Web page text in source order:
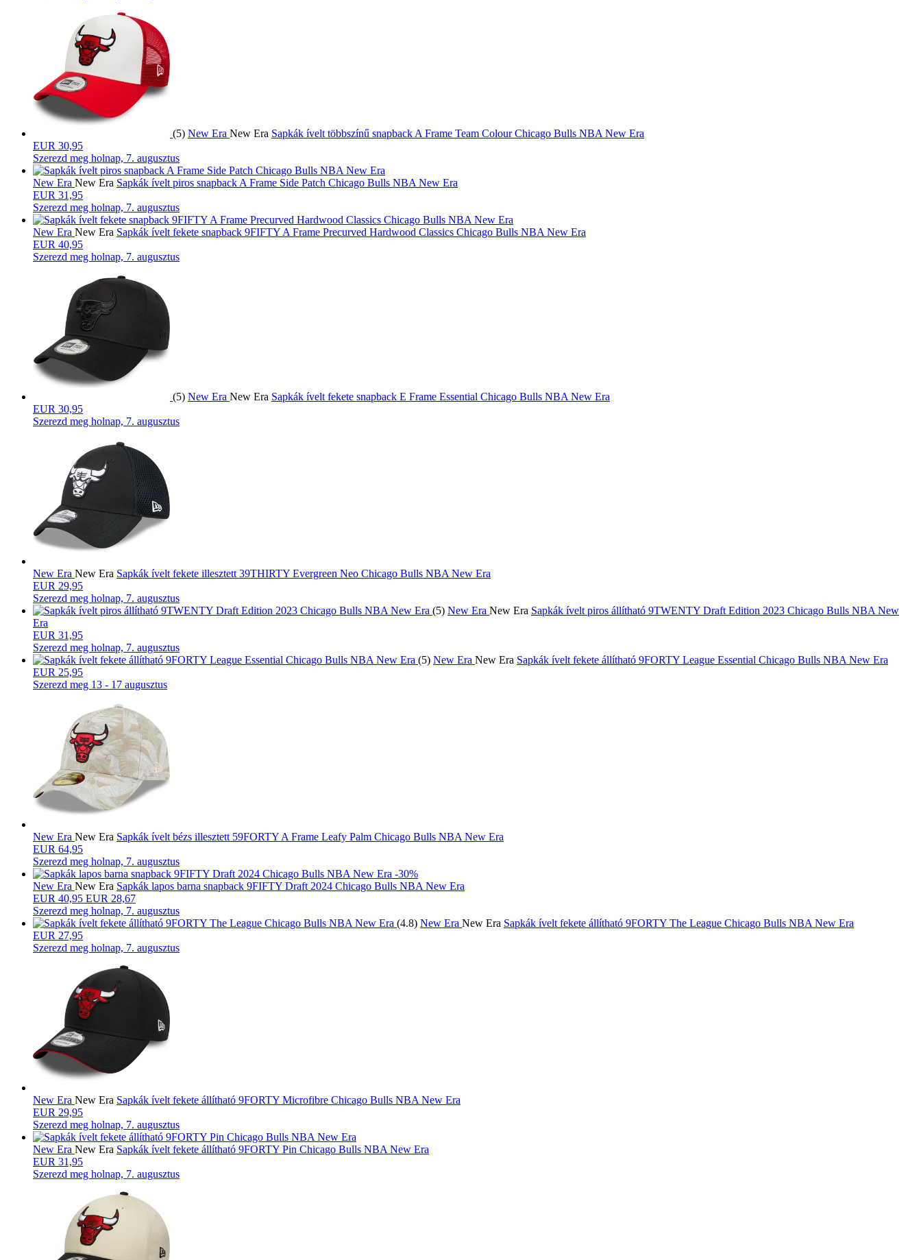
(5) New Era New Era Sapkák ívelt többszínű snapback A Frame Team Colour Chicago Bulls NBA New Era
EUR 30,95
Szerezd meg holnap, 7. augusztus
New Era New Era Sapkák ívelt piros snapback A Frame Side Patch Chicago Bulls NBA New Era
EUR 31,95
Szerezd meg holnap, 7. augusztus
New Era New Era Sapkák ívelt fekete snapback 9FIFTY A Frame Precurved Hardwood Classics Chicago Bulls NBA New Era
EUR 40,95
Szerezd meg holnap, 7. augusztus
(5) New Era New Era Sapkák ívelt fekete snapback E Frame Essential Chicago Bulls NBA New Era
EUR 30,95
Szerezd meg holnap, 7. augusztus
New Era New Era Sapkák ívelt fekete illesztett 39THIRTY Evergreen Neo Chicago Bulls NBA New Era
EUR 29,95
Szerezd meg holnap, 7. augusztus
(5) New Era New Era Sapkák ívelt piros állítható 9TWENTY Draft Edition 2023 Chicago Bulls NBA New
Era
EUR 31,95
Szerezd meg holnap, 7. augusztus
(5) New Era New Era Sapkák ívelt fekete állítható 9FORTY League Essential Chicago Bulls NBA New Era
EUR 25,95
Szerezd meg 13 - 17 augusztus
New Era New Era Sapkák ívelt bézs illesztett 59FORTY A Frame Leafy Palm Chicago Bulls NBA New Era
EUR 64,95
Szerezd meg holnap, 7. augusztus
-30%
New Era New Era Sapkák lapos barna snapback 9FIFTY Draft 2024 Chicago Bulls NBA New Era
EUR 40,95 EUR 28,67
Szerezd meg holnap, 7. augusztus
(4.8) New Era New Era Sapkák ívelt fekete állítható 9FORTY The League Chicago Bulls NBA New Era
EUR 27,95
Szerezd meg holnap, 7. augusztus
New Era New Era Sapkák ívelt fekete állítható 9FORTY Microfibre Chicago Bulls NBA New Era
EUR 29,95
Szerezd meg holnap, 7. augusztus
New Era New Era Sapkák ívelt fekete állítható 9FORTY Pin Chicago Bulls NBA New Era
EUR 31,95
Szerezd meg holnap, 7. augusztus